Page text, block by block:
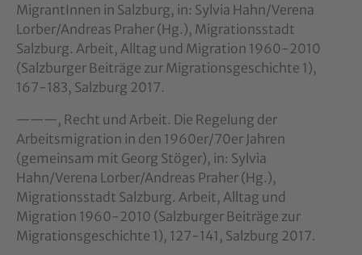
MigrantInnen in Salzburg, in: Sylvia Hahn/Verena
Lorber/Andreas Praher (Hg.), Migrationsstadt
Salzburg. Arbeit, Alltag und Migration 1960-2010
(Salzburger Beiträge zur Migrationsgeschichte 1),
167-183, Salzburg 2017.
———, Recht und Arbeit. Die Regelung der
Arbeitsmigration in den 1960er/70er Jahren
(gemeinsam mit Georg Stöger), in: Sylvia
Hahn/Verena Lorber/Andreas Praher (Hg.),
Migrationsstadt Salzburg. Arbeit, Alltag und
Migration 1960-2010 (Salzburger Beiträge zur
Migrationsgeschichte 1), 127-141, Salzburg 2017.